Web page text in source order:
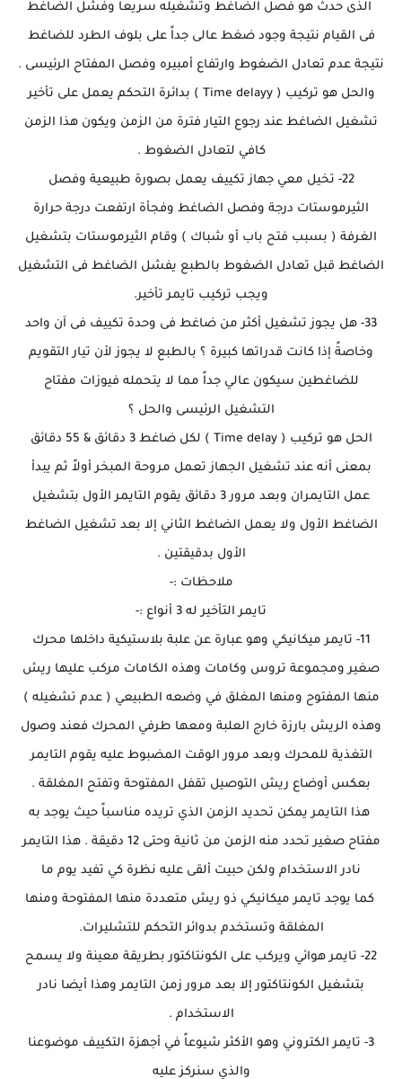
الذى حدث هو فصل الضاغط وتشغيله سريعاً وفشل الضاغط
فى القيام نتيجة وجود ضغط عالى جداً على بلوف الطرد للضاغط
نتيجة عدم تعادل الضغوط وارتفاع أمبيره وفصل المفتاح الرئيسى .
والحل هو تركيب ( Time delayy ) بدائرة التحكم يعمل على تأخير
تشغيل الضاغط عند رجوع التيار فترة من الزمن ويكون هذا الزمن
كافي لتعادل الضغوط .
22- تخيل معي جهاز تكييف يعمل بصورة طبيعية وفصل
الثيرموستات درجة وفصل الضاغط وفجأة ارتفعت درجة حرارة
الغرفة ( بسبب فتح باب أو شباك ) وقام الثيرموستات بتشغيل
الضاغط قبل تعادل الضغوط بالطبع يفشل الضاغط فى التشغيل
ويجب تركيب تايمر تأخير.
33- هل يجوز تشغيل أكثر من ضاغط فى وحدة تكييف فى آن واحد
وخاصةً إذا كانت قدراتها كبيرة ؟ بالطبع لا يجوز لأن تيار التقويم
للضاغطين سيكون عالي جداً مما لا يتحمله فيوزات مفتاح
التشغيل الرئيسى والحل ؟
الحل هو تركيب ( Time delay ) لكل ضاغط 3 دقائق & 55 دقائق
بمعنى أنه عند تشغيل الجهاز تعمل مروحة المبخر أولاً ثم يبدأ
عمل التايمران وبعد مرور 3 دقائق يقوم التايمر الأول بتشغيل
الضاغط الأول ولا يعمل الضاغط الثاني إلا بعد تشغيل الضاغط
الأول بدقيقتين .
ملاحظات :-
تايمر التأخير له 3 أنواع :-
11- تايمر ميكانيكي وهو عبارة عن علبة بلاستيكية داخلها محرك
صغير ومجموعة تروس وكامات وهذه الكامات مركب عليها ريش
منها المفتوح ومنها المغلق في وضعه الطبيعي ( عدم تشغيله )
وهذه الريش بارزة خارج العلبة ومعها طرفي المحرك فعند وصول
التغذية للمحرك وبعد مرور الوقت المضبوط عليه يقوم التايمر
بعكس أوضاع ريش التوصيل تقفل المفتوحة وتفتح المغلقة .
هذا التايمر يمكن تحديد الزمن الذي تريده مناسباً حيث يوجد به
مفتاح صغير تحدد منه الزمن من ثانية وحتى 12 دقيقة . هذا التايمر
نادر الاستخدام ولكن حبيت ألقى عليه نظرة كي تفيد يوم ما
كما يوجد تايمر ميكانيكي ذو ريش متعددة منها المفتوحة ومنها
المغلقة وتستخدم بدوائر التحكم للتشليرات.
22- تايمر هوائي ويركب على الكونتاكتور بطريقة معينة ولا يسمح
بتشغيل الكونتاكتور إلا بعد مرور زمن التايمر وهذا أيضا نادر
الاستخدام .
3- تايمر الكتروني وهو الأكثر شيوعاً في أجهزة التكييف موضوعنا
والذي سنركز عليه